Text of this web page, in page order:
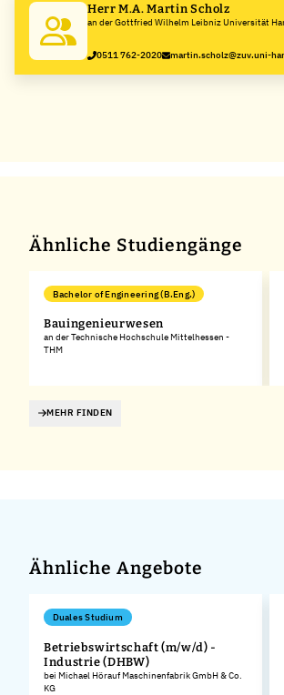
Herr M.A. Martin Scholz
an der Gottfried Wilhelm Leibniz Universität
0511 762-2020 martin.scholz@zuv.uni-
Ähnliche Studiengänge
Bachelor of Engineering (B.Eng.)
Bauingenieurwesen
an der Technische Hochschule Mittelhessen -
THM
MEHR FINDEN
Ähnliche Angebote
Duales Studium
Betriebswirtschaft (m/w/d) -
Industrie (DHBW)
bei Michael Hörauf Maschinenfabrik GmbH & Co.
KG